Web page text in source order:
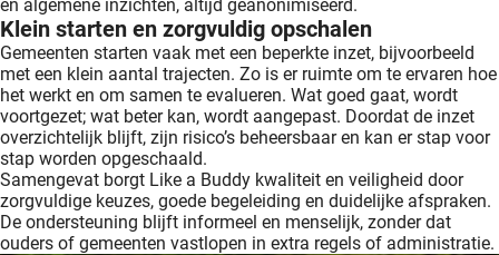
en algemene inzichten, altijd geanonimiseerd.
Klein starten en zorgvuldig opschalen
Gemeenten starten vaak met een beperkte inzet, bijvoorbeeld
met een klein aantal trajecten. Zo is er ruimte om te ervaren hoe
het werkt en om samen te evalueren. Wat goed gaat, wordt
voortgezet; wat beter kan, wordt aangepast. Doordat de inzet
overzichtelijk blijft, zijn risico’s beheersbaar en kan er stap voor
stap worden opgeschaald.
Samengevat borgt Like a Buddy kwaliteit en veiligheid door
zorgvuldige keuzes, goede begeleiding en duidelijke afspraken.
De ondersteuning blijft informeel en menselijk, zonder dat
ouders of gemeenten vastlopen in extra regels of administratie.